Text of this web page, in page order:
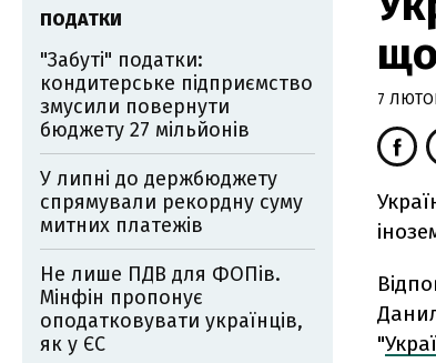
7
"
ПОДАТКИ
"Забуті" податки:
кондитерське підприємство
змусили повернути
бюджету 27 мільйонів
У липні до держбюджету
спрямували рекордну суму
митних платежів
Не лише ПДВ для ФОПів.
Мінфін пропонує
оподатковувати українців,
як у ЄС